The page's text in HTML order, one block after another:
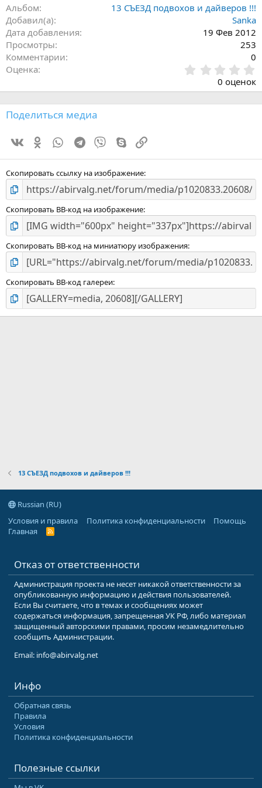
Альбом
13 СЪЕЗД подвохов и дайверов !!!
Добавил(а)
Sanka
Дата добавления
19 Фев 2012
Просмотры
253
Комментарии
0
Оценка
.
0
0
0 оценок
Поделиться медиа
Ok WhatsAppTelegram
Viber SkypeСсылка
Скопировать ссылку на изображение
Скопировать BB-код на изображение
Скопировать BB-код на миниатюру изображения
Скопировать BB-код галереи
13 СЪЕЗД подвохов и дайверов !!!
Russian (RU)
Условия и правила
Политика конфиденциальности
Помощь
Главная
R
Отказ от ответственности
Администрация проекта не несет никакой ответственности за
опубликованную информацию и действия пользователей.
Если Вы считаете, что в темах и сообщениях может
содержаться информация, запрещенная УК РФ, либо материал
защищенный авторскими правами, просим незамедлительно
сообщить Администрации.
Email: info@abirvalg.net
Инфо
Обратная связь
Правила
Условия
Политика конфиденциальности
Полезные ссылки